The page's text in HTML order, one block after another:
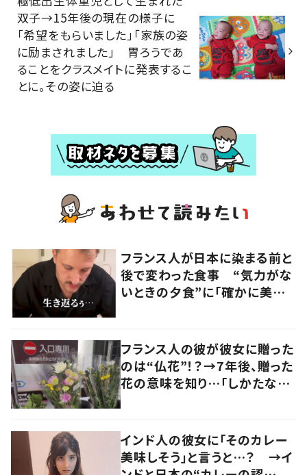
双子→15年後の現在の様子に
「希望をもらいました」「家族の姿
に励まされました」 胃ろうであ
ることをクラスメイトに発表するこ
とに。その姿に迫る
フランス人が日本に染まる前と
後で変わった食事 “気力がな
いときの夕食”に「確かに美味
フランス人の彼が彼女に贈った
のは“仏花”！？→7年後、贈った
花の意味を知り…「しかたな
インド人の彼女に「そのカレー
美味しそう」と言うと…？ →イ